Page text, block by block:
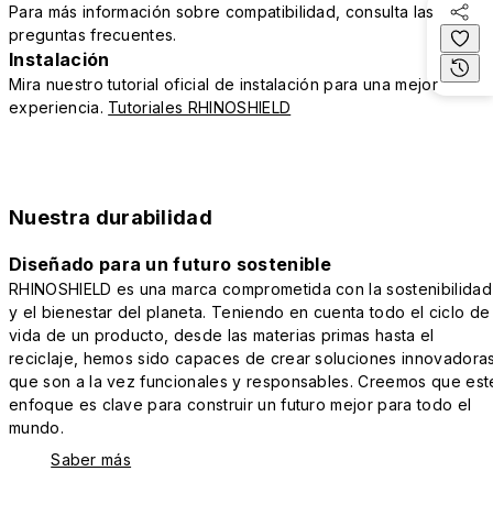
Para más información sobre compatibilidad, consulta las
preguntas frecuentes.
Instalación
Mira nuestro tutorial oficial de instalación para una mejor
experiencia. Tutoriales RHINOSHIELD
Nuestra durabilidad
Diseñado para un futuro sostenible
RHINOSHIELD es una marca comprometida con la sostenibilidad
y el bienestar del planeta. Teniendo en cuenta todo el ciclo de
vida de un producto, desde las materias primas hasta el
reciclaje, hemos sido capaces de crear soluciones
que son a la vez funcionales y responsables. Creemos que
enfoque es clave para construir un futuro mejor para todo el
mundo.
Saber más